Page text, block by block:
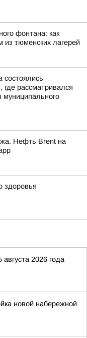
фонтана: как
из тюменских лагерей
состоялись
где рассматривался
муниципального
Нефть Brent на
здоровья
2026 года
новой набережной